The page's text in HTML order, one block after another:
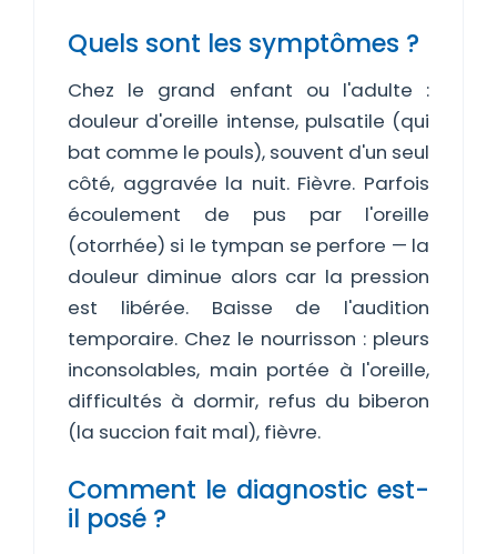
Quels sont les symptômes ?
Chez le grand enfant ou l'adulte :
douleur d'oreille intense, pulsatile (qui
bat comme le pouls), souvent d'un seul
côté, aggravée la nuit. Fièvre. Parfois
écoulement de pus par l'oreille
(otorrhée) si le tympan se perfore — la
douleur diminue alors car la pression
est libérée. Baisse de l'audition
temporaire. Chez le nourrisson : pleurs
inconsolables, main portée à l'oreille,
difficultés à dormir, refus du biberon
(la succion fait mal), fièvre.
Comment le diagnostic est-
il posé ?